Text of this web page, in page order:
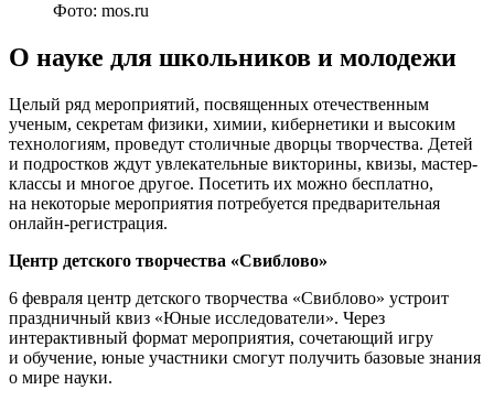
Фото: mos.ru
О науке для школьников и молодежи
Целый ряд мероприятий, посвященных отечественным
ученым, секретам физики, химии, кибернетики и высоким
технологиям, проведут столичные дворцы творчества. Детей
и подростков ждут увлекательные викторины, квизы, мастер-
классы и многое другое. Посетить их можно бесплатно,
на некоторые мероприятия потребуется предварительная
онлайн-регистрация.
Центр детского творчества «Свиблово»
6 февраля центр детского творчества «Свиблово» устроит
праздничный квиз «Юные исследователи». Через
интерактивный формат мероприятия, сочетающий игру
и обучение, юные участники смогут получить базовые знания
о мире науки.